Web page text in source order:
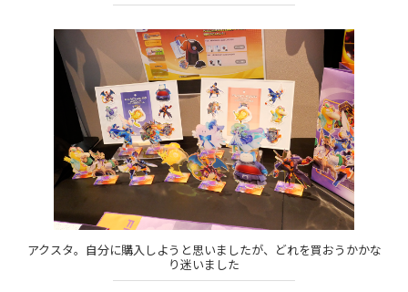
アクスタ。自分に購入しようと思いましたが、どれを買おうかかな
り迷いました